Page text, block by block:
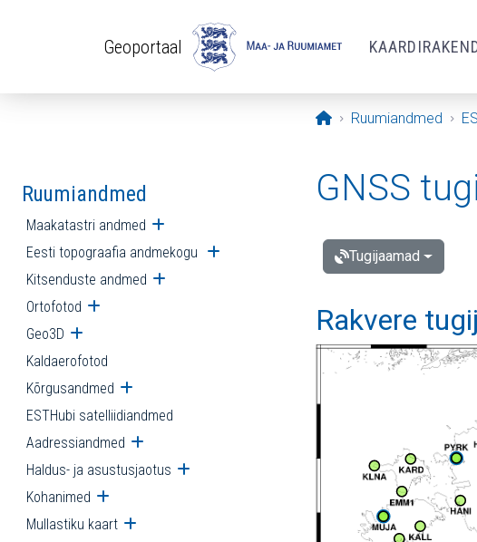
Geoportaal
Avaleht
Ruumiandmed
Ruumiandmed
Maakatastri andmed Ava alammenüü
Eesti topograafia andmekogu Ava alammenüü
Kitsenduste andmed Ava alammenüü
Ortofotod Ava alammenüü
Geo3D Ava alammenüü
Kaldaerofotod
Kõrgusandmed Ava alammenüü
ESTHubi satelliidiandmed
Aadressiandmed Ava alammenüü
Haldus- ja asustusjaotus Ava alammenüü
Kohanimed Ava alammenüü
Mullastiku kaart Ava alammenüü
GNSS
Tugijaamad
Rakvere